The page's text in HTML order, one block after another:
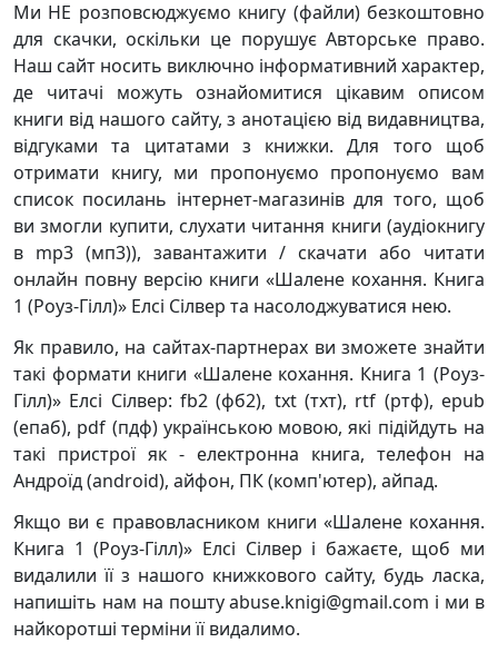
Ми НЕ розповсюджуємо книгу (файли) безкоштовно
для скачки, оскільки це порушує Авторське право.
Наш сайт носить виключно інформативний характер,
де читачі можуть ознайомитися цікавим описом
книги від нашого сайту, з анотацією від видавництва,
відгуками та цитатами з книжки. Для того щоб
отримати книгу, ми пропонуємо пропонуємо вам
список посилань інтернет-магазинів для того, щоб
ви змогли купити, слухати читання книги (аудіокнигу
в mp3 (мп3)), завантажити / скачати або читати
онлайн повну версію книги «Шалене кохання. Книга
1 (Роуз-Гілл)» Елсі Сілвер та насолоджуватися нею.
Як правило, на сайтах-партнерах ви зможете знайти
такі формати книги «Шалене кохання. Книга 1 (Роуз-
Гілл)» Елсі Сілвер: fb2 (фб2), txt (тхт), rtf (ртф), epub
(епаб), pdf (пдф) українською мовою, які підійдуть на
такі пристрої як - електронна книга, телефон на
Андроїд (android), айфон, ПК (комп'ютер), айпад.
Якщо ви є правовласником книги «Шалене кохання.
Книга 1 (Роуз-Гілл)» Елсі Сілвер і бажаєте, щоб ми
видалили її з нашого книжкового сайту, будь ласка,
напишіть нам на пошту abuse.knigi@gmail.com і ми в
найкоротші терміни її видалимо.